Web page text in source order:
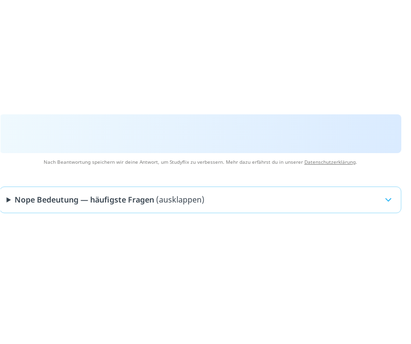
Nach Beantwortung speichern wir deine Antwort, um Studyflix zu verbessern. Mehr dazu erfährst du in unserer Datenschutzerklärung.
Nope Bedeutung — häufigste Fragen (ausklappen)